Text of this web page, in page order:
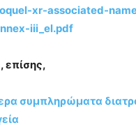
xr-associated-
iii_el.pdf
επίσης,
συμπληρώματα